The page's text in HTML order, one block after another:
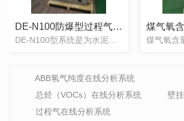
DE-N100防爆型过程气在线分析系统（防爆等级CT6） 煤气氧
ABB氢气纯度在线分析系统
总烃（VOCs）在线分析系统
壁
过程气在线分析系统